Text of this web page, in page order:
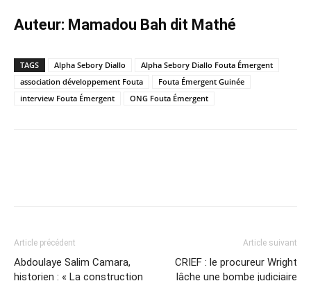
Auteur: Mamadou Bah dit Mathé
TAGS Alpha Sebory Diallo
Alpha Sebory Diallo Fouta Émergent
association développement Fouta
Fouta Émergent Guinée
interview Fouta Émergent
ONG Fouta Émergent
Article précédent
Abdoulaye Salim Camara,
historien : ​« La construction
Article suivant
CRIEF : le procureur Wright
lâche une bombe judiciaire